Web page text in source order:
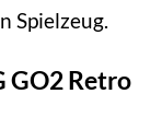
Spielzeug.
GO2 Retro